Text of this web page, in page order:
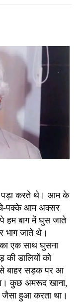
करते थे। आम के
पक्के आम अक्सर
हम बाग में घुस जाते
जाते थे।
एक साथ घुसना
डालियों को
बाहर सड़क पर आ
कुछ अमरूद खाना,
हुआ करता था।